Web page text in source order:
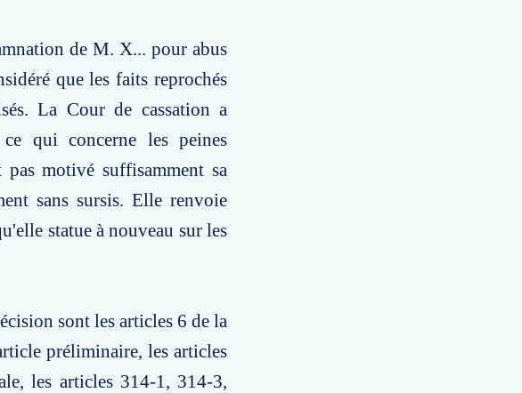
de M. X... pour abus
que les faits reprochés
La Cour de cassation a
qui concerne les peines
motivé suffisamment sa
sans sursis. Elle renvoie
statue à nouveau sur les
sont les articles 6 de la
préliminaire, les articles
les articles 314-1, 314-3,